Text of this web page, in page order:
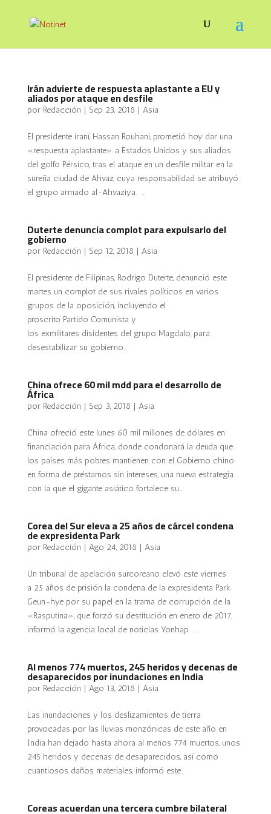
Irán advierte de respuesta aplastante a EU y
aliados por ataque en desfile
por Redacción | Sep 23, 2018 | Asia
El presidente iraní, Hassan Rouhani, prometió hoy dar una
«respuesta aplastante» a Estados Unidos y sus aliados
del golfo Pérsico, tras el ataque en un desfile militar en la
sureña ciudad de Ahvaz, cuya responsabilidad se atribuyó
el grupo armado al-Ahvaziya. ...
Duterte denuncia complot para expulsarlo del
gobierno
por Redacción | Sep 12, 2018 | Asia
El presidente de Filipinas, Rodrigo Duterte, denunció este
martes un complot de sus rivales políticos en varios
grupos de la oposición, incluyendo el
proscrito Partido Comunista y
los exmilitares disidentes del grupo Magdalo, para
desestabilizar su gobierno...
China ofrece 60 mil mdd para el desarrollo de
África
por Redacción | Sep 3, 2018 | Asia
China ofreció este lunes 60 mil millones de dólares en
financiación para África, donde condonará la deuda que
los países más pobres mantienen con el Gobierno chino
en forma de préstamos sin intereses, una nueva estrategia
con la que el gigante asiático fortalece su...
Corea del Sur eleva a 25 años de cárcel condena
de expresidenta Park
por Redacción | Ago 24, 2018 | Asia
Un tribunal de apelación surcoreano elevó este viernes
a 25 años de prisión la condena de la expresidenta Park
Geun-hye por su papel en la trama de corrupción de la
«Rasputina», que forzó su destitución en enero de 2017,
informó la agencia local de noticias Yonhap. ...
Al menos 774 muertos, 245 heridos y decenas de
desaparecidos por inundaciones en India
por Redacción | Ago 13, 2018 | Asia
Las inundaciones y los deslizamientos de tierra
provocadas por las lluvias monzónicas de este año en
India han dejado hasta ahora al menos 774 muertos, unos
245 heridos y decenas de desaparecidos, así como
cuantiosos daños materiales, informó este...
Coreas acuerdan una tercera cumbre bilateral